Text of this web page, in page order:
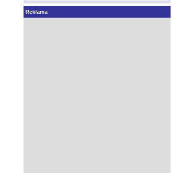
Reklama